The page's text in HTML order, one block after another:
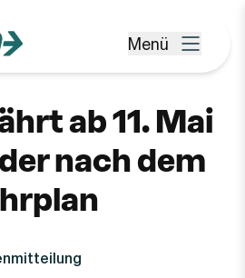
Menü öffnen
Menü
ab 11. Mai
nach dem